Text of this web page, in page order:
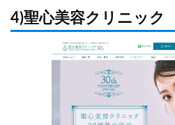
4)聖心美容クリニック